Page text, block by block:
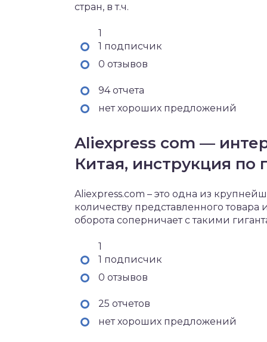
стран, в т.ч.
1
1 подписчик
0 отзывов
94 отчета
нет хороших предложений
Aliexpress com —
Китая, инструкция по
Aliexpress.com – это одна из
количеству представленного
оборота соперничает с такими
1
1 подписчик
0 отзывов
25 отчетов
нет хороших предложений